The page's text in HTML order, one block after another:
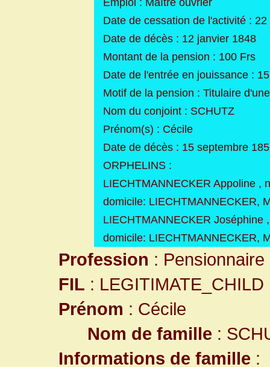
Emploi : Maître ouvrier
Date de cessation de l'activité :
Date de décès : 12 janvier 1848
Montant de la pension : 100 Frs
Date de l'entrée en jouissance :
Motif de la pension : Titulaire
Nom du conjoint : SCHUTZ
Prénom(s) : Cécile
Date de décès : 15 septembre
ORPHELINS :
LIECHTMANNECKER Appoline ,
domicile: LIECHTMANNECKER,
LIECHTMANNECKER Joséphine
domicile: LIECHTMANNECKER,
Profession :
FIL : LEGITIMATE_CHILD
Prénom : Cécile
Nom de famille :
Informations de famille :